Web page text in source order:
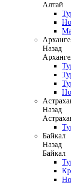
Алтай
Назад
Назад
Байкал
Назад
Байкал